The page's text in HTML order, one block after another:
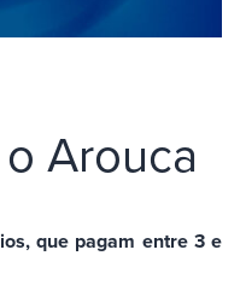
Arouca
que pagam entre 3 e